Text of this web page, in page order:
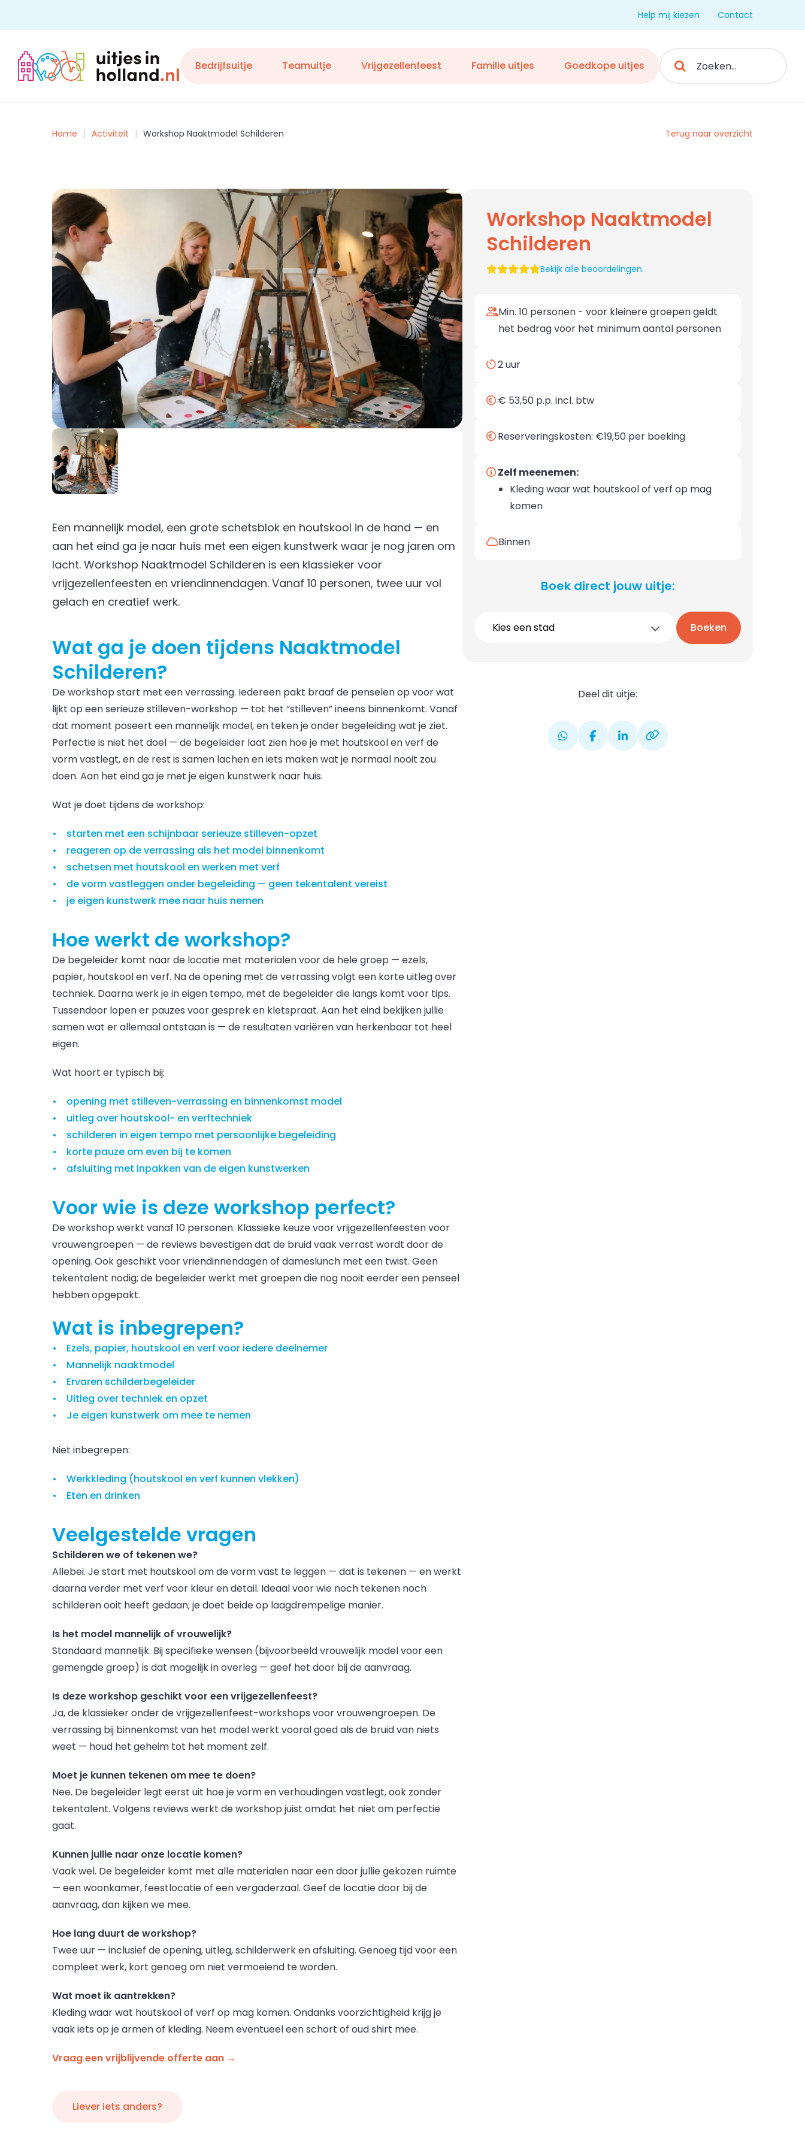
Help mij kiezen Contact
Bedrijfsuitje Teamuitje Vrijgezellenfeest Familie uitjes Goedkope uitjes
Home Activiteit Workshop Naaktmodel Schilderen Terug naar overzicht
Een mannelijk model, een grote schetsblok en houtskool in de hand — en
aan het eind ga je naar huis met een eigen kunstwerk waar je nog jaren om
lacht. Workshop Naaktmodel Schilderen is een klassieker voor
vrijgezellenfeesten en vriendinnendagen. Vanaf 10 personen, twee uur vol
gelach en creatief werk.
Wat ga je doen tijdens Naaktmodel
Schilderen?
De workshop start met een verrassing. Iedereen pakt braaf de penselen op voor wat
lijkt op een serieuze stilleven-workshop — tot het “stilleven” ineens binnenkomt. Vanaf
dat moment poseert een mannelijk model, en teken je onder begeleiding wat je ziet.
Perfectie is niet het doel — de begeleider laat zien hoe je met houtskool en verf de
vorm vastlegt, en de rest is samen lachen en iets maken wat je normaal nooit zou
doen. Aan het eind ga je met je eigen kunstwerk naar huis.
Wat je doet tijdens de workshop:
starten met een schijnbaar serieuze stilleven-opzet
reageren op de verrassing als het model binnenkomt
schetsen met houtskool en werken met verf
de vorm vastleggen onder begeleiding — geen tekentalent vereist
je eigen kunstwerk mee naar huis nemen
Hoe werkt de workshop?
De begeleider komt naar de locatie met materialen voor de hele groep — ezels,
papier, houtskool en verf. Na de opening met de verrassing volgt een korte uitleg over
techniek. Daarna werk je in eigen tempo, met de begeleider die langs komt voor tips.
Tussendoor lopen er pauzes voor gesprek en kletspraat. Aan het eind bekijken jullie
samen wat er allemaal ontstaan is — de resultaten variëren van herkenbaar tot heel
eigen.
Wat hoort er typisch bij:
opening met stilleven-verrassing en binnenkomst model
uitleg over houtskool- en verftechniek
schilderen in eigen tempo met persoonlijke begeleiding
korte pauze om even bij te komen
afsluiting met inpakken van de eigen kunstwerken
Voor wie is deze workshop perfect?
De workshop werkt vanaf 10 personen. Klassieke keuze voor vrijgezellenfeesten voor
vrouwengroepen — de reviews bevestigen dat de bruid vaak verrast wordt door de
opening. Ook geschikt voor vriendinnendagen of dameslunch met een twist. Geen
tekentalent nodig; de begeleider werkt met groepen die nog nooit eerder een penseel
hebben opgepakt.
Wat is inbegrepen?
Ezels, papier, houtskool en verf voor iedere deelnemer
Mannelijk naaktmodel
Ervaren schilderbegeleider
Uitleg over techniek en opzet
Je eigen kunstwerk om mee te nemen
Niet inbegrepen:
Werkkleding (houtskool en verf kunnen vlekken)
Eten en drinken
Veelgestelde vragen
Schilderen we of tekenen we?
Allebei. Je start met houtskool om de vorm vast te leggen — dat is tekenen — en werkt
daarna verder met verf voor kleur en detail. Ideaal voor wie noch tekenen noch
schilderen ooit heeft gedaan; je doet beide op laagdrempelige manier.
Is het model mannelijk of vrouwelijk?
Standaard mannelijk. Bij specifieke wensen (bijvoorbeeld vrouwelijk model voor een
gemengde groep) is dat mogelijk in overleg — geef het door bij de aanvraag.
Is deze workshop geschikt voor een vrijgezellenfeest?
Ja, de klassieker onder de vrijgezellenfeest-workshops voor vrouwengroepen. De
verrassing bij binnenkomst van het model werkt vooral goed als de bruid van niets
weet — houd het geheim tot het moment zelf.
Moet je kunnen tekenen om mee te doen?
Nee. De begeleider legt eerst uit hoe je vorm en verhoudingen vastlegt, ook zonder
tekentalent. Volgens reviews werkt de workshop juist omdat het niet om perfectie
gaat.
Kunnen jullie naar onze locatie komen?
Vaak wel. De begeleider komt met alle materialen naar een door jullie gekozen ruimte
— een woonkamer, feestlocatie of een vergaderzaal. Geef de locatie door bij de
aanvraag, dan kijken we mee.
Hoe lang duurt de workshop?
Twee uur — inclusief de opening, uitleg, schilderwerk en afsluiting. Genoeg tijd voor een
compleet werk, kort genoeg om niet vermoeiend te worden.
Wat moet ik aantrekken?
Kleding waar wat houtskool of verf op mag komen. Ondanks voorzichtigheid krijg je
vaak iets op je armen of kleding. Neem eventueel een schort of oud shirt mee.
Vraag een vrijblijvende offerte aan →
Liever iets anders?
Workshop Naaktmodel
Schilderen
Bekijk alle beoordelingen
Min. 10 personen - voor kleinere groepen geldt
het bedrag voor het minimum aantal personen
2 uur
€ 53,50 p.p. incl. btw
Reserveringskosten: €19,50 per boeking
Zelf meenemen:
Kleding waar wat houtskool of verf op mag
komen
Binnen
Boek direct jouw uitje:
Kies een stad Boeken
Deel dit uitje: